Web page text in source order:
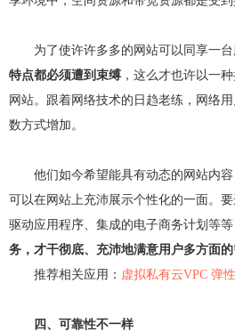
为了使许许多多的网站可以同享一台
特点都必须遭到束缚 ，这么才也许以一
网站。跟着网络技术的日趋老练，网络
数方式增加。
他们如今希望能具有动态的网站内
可以在网站上充沛展示个性化的一面。
驱动应用程序、集成的电子商务计划等
务，才干彻底、充沛地满意用户多方面的
推荐相关应用： 虚拟私有云VPC 弹
四、可靠性不一样